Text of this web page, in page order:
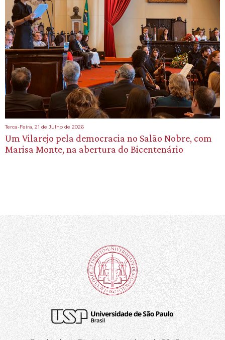
Terca-Feira, 21 de Julho de 2026
Um Vilarejo pela democracia no Salão Nobre, com
Marisa Monte, na abertura do Bicentenário